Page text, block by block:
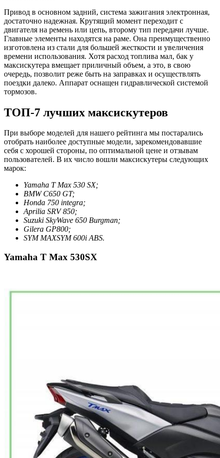
Привод в основном задний, система зажигания электронная,
достаточно надежная. Крутящий момент переходит с
двигателя на ремень или цепь, второму тип передачи лучше.
Главные элементы находятся на раме. Она преимущественно
изготовлена из стали для большей жесткости и увеличения
времени использования. Хотя расход топлива мал, бак у
максискутера вмещает приличный объем, а это, в свою
очередь, позволит реже быть на заправках и осуществлять
поездки далеко. Аппарат оснащен гидравлической системой
тормозов.
ТОП-7 лучших максискутеров
При выборе моделей для нашего рейтинга мы постарались
отобрать наиболее доступные модели, зарекомендовавшие
себя с хорошей стороны, по оптимальной цене и отзывам
пользователей. В их число вошли максискутеры следующих
марок:
Yamaha T Max 530 SX;
BMW C650 GT;
Honda 750 integra;
Aprilia SRV 850;
Suzuki SkyWave 650 Burgman;
Gilera GP800;
SYM MAXSYM 600i ABS.
Yamaha T Max 530SX